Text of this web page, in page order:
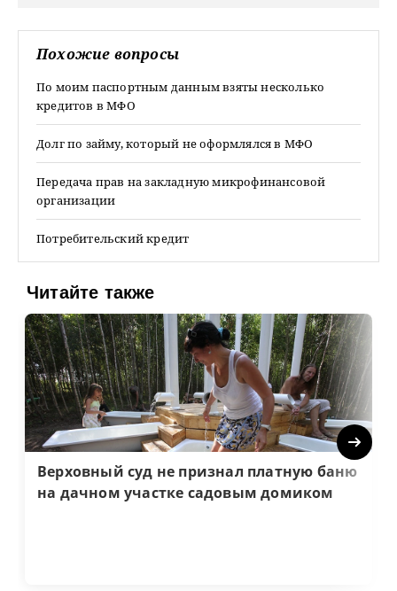
Похожие вопросы
По моим паспортным данным взяты несколько
кредитов в МФО
Долг по займу, который не оформлялся в МФО
Передача прав на закладную микрофинансовой
организации
Потребительский кредит
Читайте также
Верховный суд не признал платную баню
на дачном участке садовым домиком
Next